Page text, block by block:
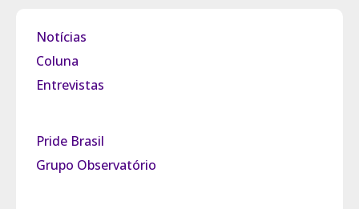
Notícias
Coluna
Entrevistas
Pride Brasil
Grupo Observatório